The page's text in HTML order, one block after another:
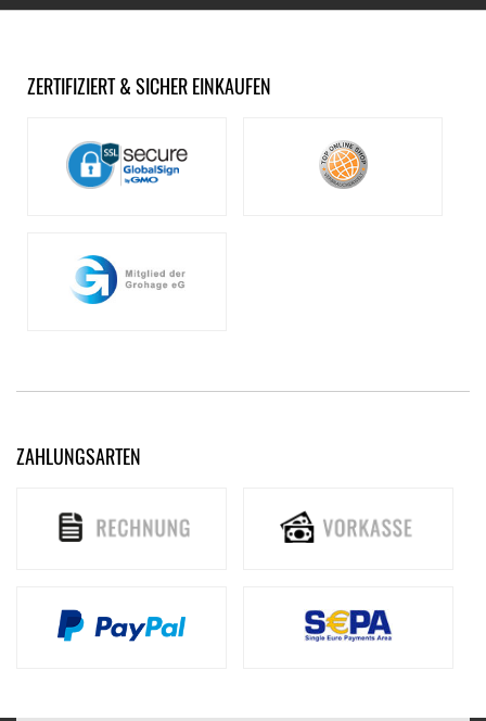
ZERTIFIZIERT & SICHER EINKAUFEN
ZAHLUNGSARTEN